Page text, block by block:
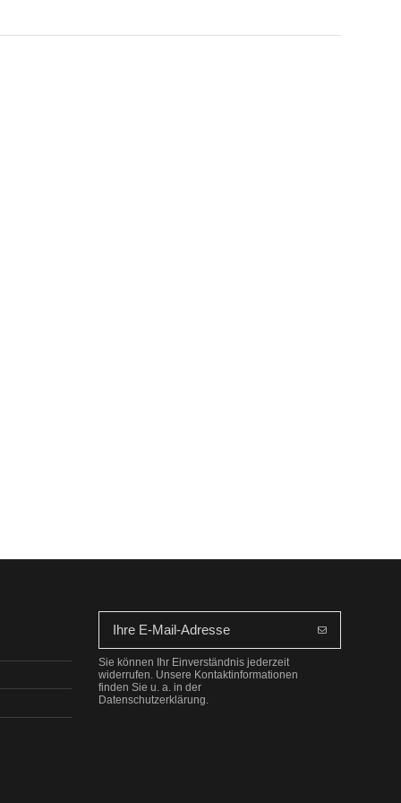
Sie können Ihr Einverständnis jederzeit
widerrufen. Unsere Kontaktinformationen
finden Sie u. a. in der
Datenschutzerklärung.